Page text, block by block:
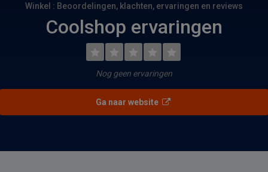
Winkel : Beoordelingen, klachten, ervaringen en reviews
Coolshop ervaringen
Nog geen ervaringen
Ga naar website